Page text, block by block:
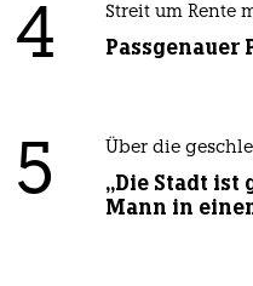
4 Streit um Rente
Passgenauer
5 Über die
„Die Stadt
Mann in